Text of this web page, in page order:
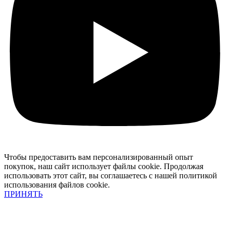
Чтобы предоставить вам персонализированный опыт
покупок, наш сайт использует файлы cookie. Продолжая
использовать этот сайт, вы соглашаетесь с нашей политикой
использования файлов cookie.
ПРИНЯТЬ